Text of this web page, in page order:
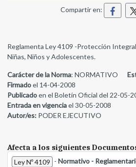
Compartir en:
Reglamenta Ley 4109 -Protección
Niñas, Niños y Adolescentes.
Carácter de la Norma: NORMATIVO
Firmadoel 14-04-2008
Publicadoen el Boletín Oficial del 22-05-
Entrada en vigenciael 30-05-2008
Autor/es: PODER EJECUTIVO
Afecta a los siguientes
Ley Nº 4109 - Normativo -